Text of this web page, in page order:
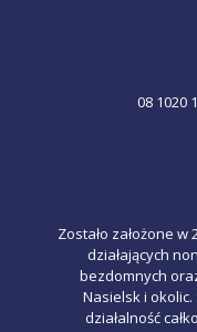
08 1020
Zostało założone
działających
bezdomnych
Nasielsk i
działalność